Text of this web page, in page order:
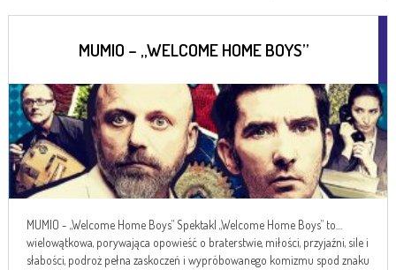
MUMIO – „WELCOME HOME BOYS”
MUMIO - „Welcome Home Boys” Spektakl „Welcome Home Boys” to…
wielowątkowa, porywająca opowieść o braterstwie, miłości, przyjaźni, sile i
słabości, podroż pełna zaskoczeń i wypróbowanego komizmu spod znaku